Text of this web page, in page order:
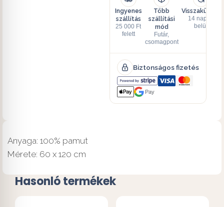
Ingyenes
szállítás
25 000 Ft
felett
Több
szállítási
mód
Futár,
csomagpont
Visszaküldés
14 napon
belül
Biztonságos fizetés
Pay
Anyaga: 100% pamut
Mérete: 60 x 120 cm
Hasonló termékek